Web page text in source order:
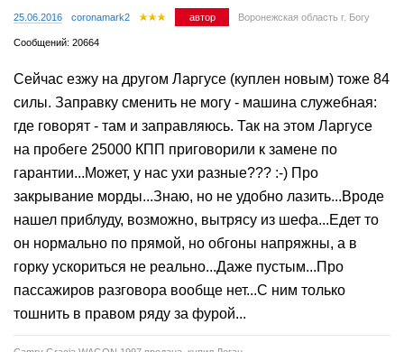
25.06.2016 coronamark2 автор Воронежская область г. Богу
Сообщений: 20664
Сейчас езжу на другом Ларгусе (куплен новым) тоже 84
силы. Заправку сменить не могу - машина служебная:
где говорят - там и заправляюсь. Так на этом Ларгусе
на пробеге 25000 КПП приговорили к замене по
гарантии...Может, у нас ухи разные??? :-) Про
закрывание морды...Знаю, но не удобно лазить...Вроде
нашел приблуду, возможно, вытрясу из шефа...Едет то
он нормально по прямой, но обгоны напряжны, а в
горку ускориться не реально...Даже пустым...Про
пассажиров разговора вообще нет...С ним только
тошнить в правом ряду за фурой...